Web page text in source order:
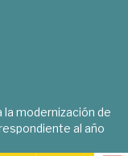
la modernización de
al año